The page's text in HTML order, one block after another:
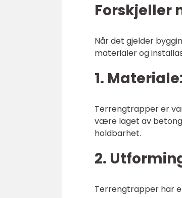
Forskjeller
Når det gjelder
materialer og
1.
Terrengtrapper er
være laget av betong
holdbarhet.
2.
Terrengtrapper har